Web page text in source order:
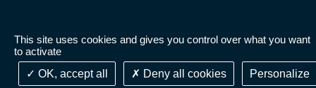
This site uses cookies and gives you control over what you want
to activate
OK, accept all
Deny all cookies Personalize
© Conseil d'État 2026 - Mentions légales
Données
personnelles-Publications administratives-Accessibilité :
partiellement conforme